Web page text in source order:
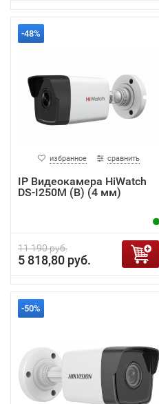
-48%
избранное сравнить
IP Видеокамера HiWatch
DS-I250M (B) (4 мм)
11 190 руб.
5 818,80 руб.
-50%